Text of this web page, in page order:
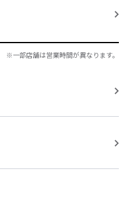
※一部店舗は営業時間が異なります。